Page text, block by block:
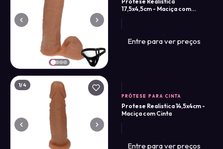
17,5x4,5cm - Maciça com
Entre para ver preços
1/4
PRÓTESE PARA CINTA
Protese Realistica 14,5x4cm -
Maciça com Cinta
Entre para ver preços